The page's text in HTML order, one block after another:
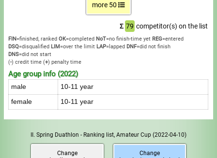
more 50
Σ 79 competitor(s) on the list
FIN=finished, ranked OK=completed NoT=no finish-time yet REG=entered
DSQ=disqualified LIM=over the limit LAP=lapped DNF=did not finish
DNS=did not start
(-) credit time (+) penalty time
Age group info (2022)
male 10-11 year
female 10-11 year
II. Spring Duathlon - Ranking list, Amateur Cup (2022-04-10)
Change
Change